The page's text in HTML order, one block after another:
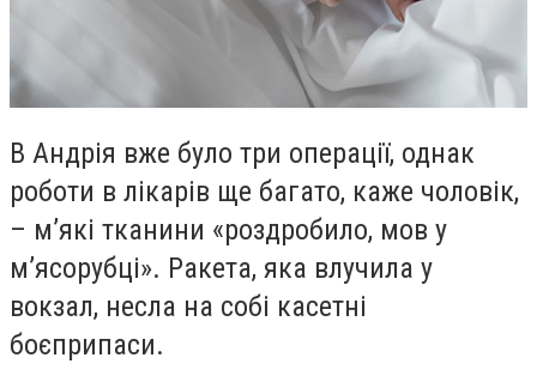
В Андрія вже було три операції, однак
роботи в лікарів ще багато, каже чоловік,
– м’які тканини «роздробило, мов у
м’ясорубці». Ракета, яка влучила у
вокзал, несла на собі касетні
боєприпаси.